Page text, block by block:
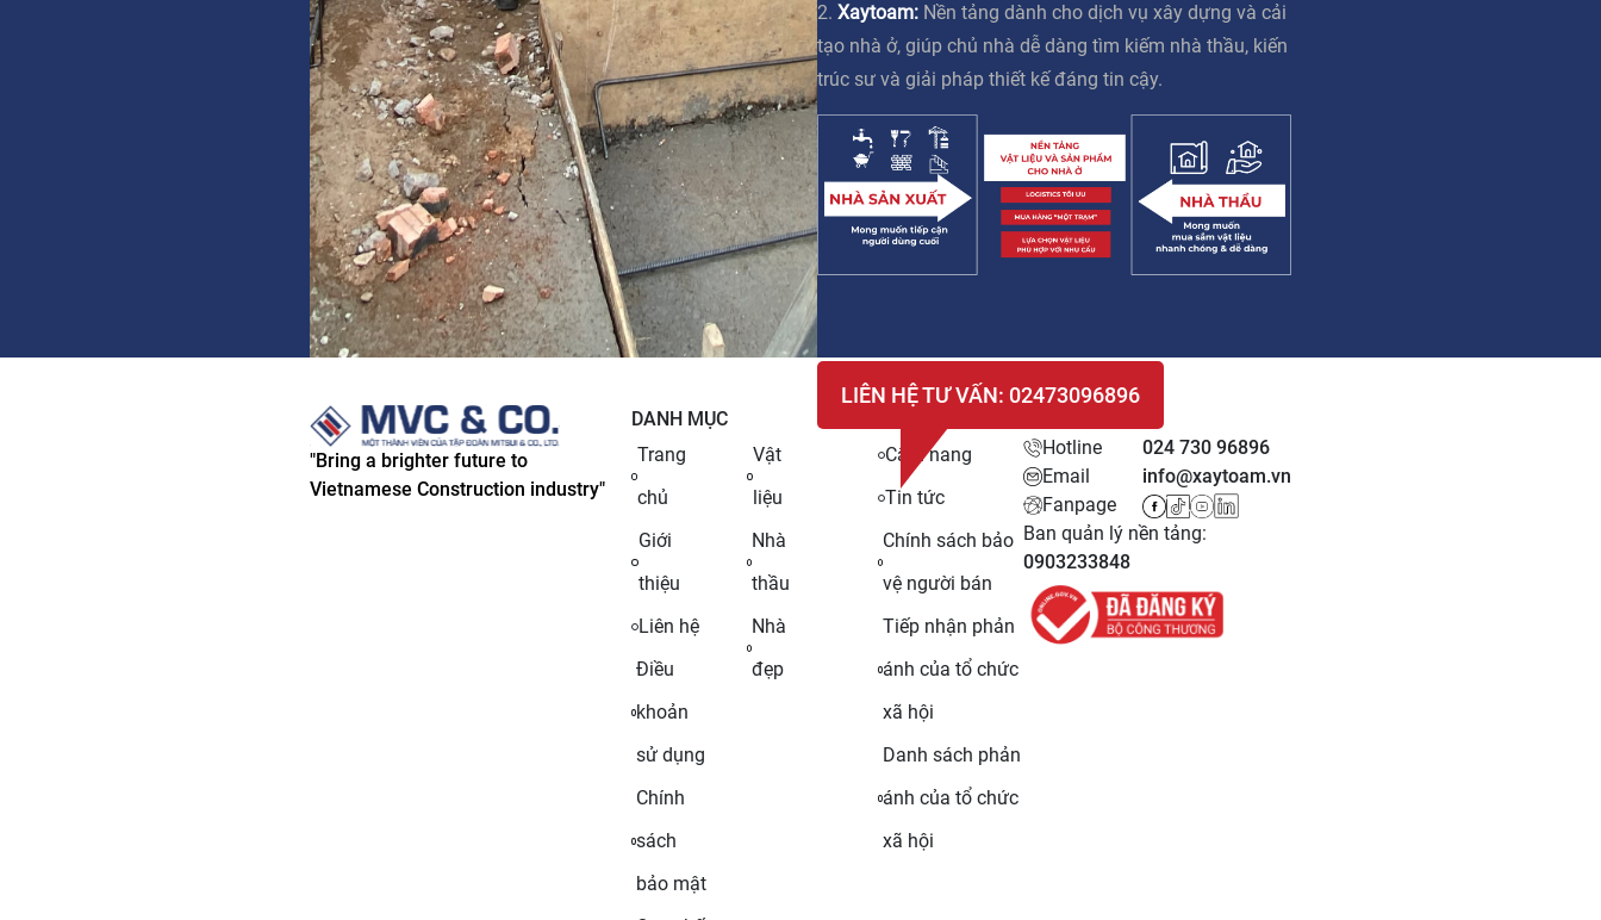
2. Xaytoam: Nền tảng dành cho dịch vụ xây dựng và cải
tạo nhà ở, giúp chủ nhà dễ dàng tìm kiếm nhà thầu, kiến
trúc sư và giải pháp thiết kế đáng tin cậy.
LIÊN HỆ TƯ VẤN: 02473096896
"Bring a brighter future to
Vietnamese Construction industry"
DANH MỤC
Trang
chủ
Giới
thiệu
Liên hệ
Điều
khoản
sử dụng
Chính
sách
bảo mật
Vật
liệu
Nhà
thầu
Nhà
đẹp
Cẩm nang
Tin tức
Chính sách bảo
vệ người bán
Tiếp nhận phản
ánh của tổ chức
xã hội
Danh sách phản
ánh của tổ chức
xã hội
Hotline
024 730 96896
Email
info@xaytoam.vn
Fanpage
Ban quản lý nền tảng:
0903233848